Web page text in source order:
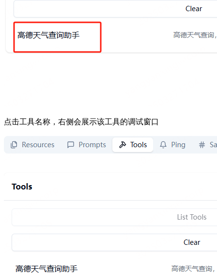
点击工具名称，右侧会展示该工具的调试窗口